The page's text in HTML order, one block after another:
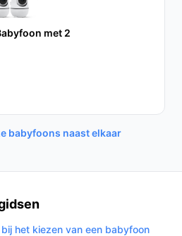
verschillen met andere
of smartphone-app nodig,
en kosteneffectiever
babyfoon die ouders de
gaten houden. Met
en een groot bereik, is dit
met 2
babyfoons naast elkaar
het kiezen van een babyfoon